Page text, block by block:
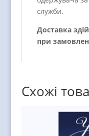
служби.
Доставка
при
Схожі